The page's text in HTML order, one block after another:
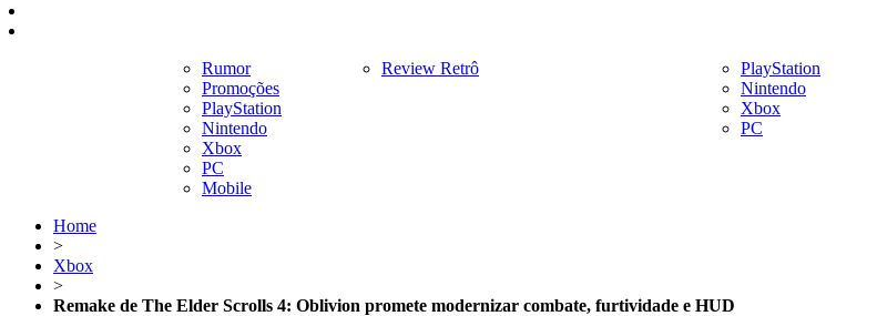
Rumor
Promoções
PlayStation
Nintendo
Xbox
PC
Mobile
Review Retrô
PlayStation
Nintendo
Xbox
PC
Home
>
Xbox
>
Remake de The Elder Scrolls 4: Oblivion promete modernizar combate, furtividade e HUD